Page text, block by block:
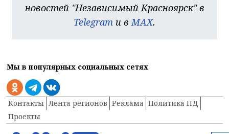
новостей "Независимый Красноярск" в
Telegram и в MAX.
Мы в популярных социальных сетях
Контакты Лента регионов Реклама Политика ПД
Проекты